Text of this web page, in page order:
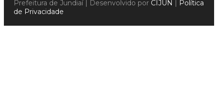
Prefeitura de Jundiaí | Desenvolvido por CIJUN | Política
de Privacidade